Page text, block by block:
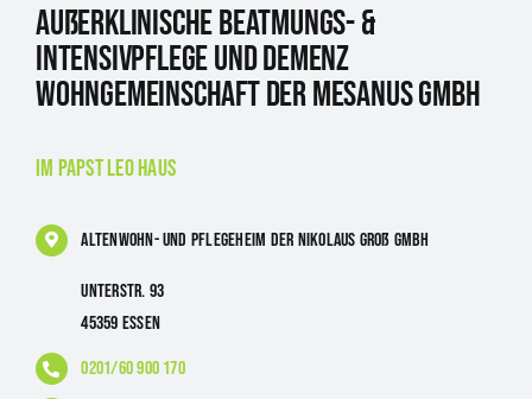
Außerklinische Beatmungs- &
Intensivpflege und Demenz
Wohngemeinschaft der Mesanus GmbH
im Papst Leo Haus
Altenwohn- und Pflegeheim der Nikolaus Groß GmbH
Unterstr. 93
45359 Essen
0201/60 900 170